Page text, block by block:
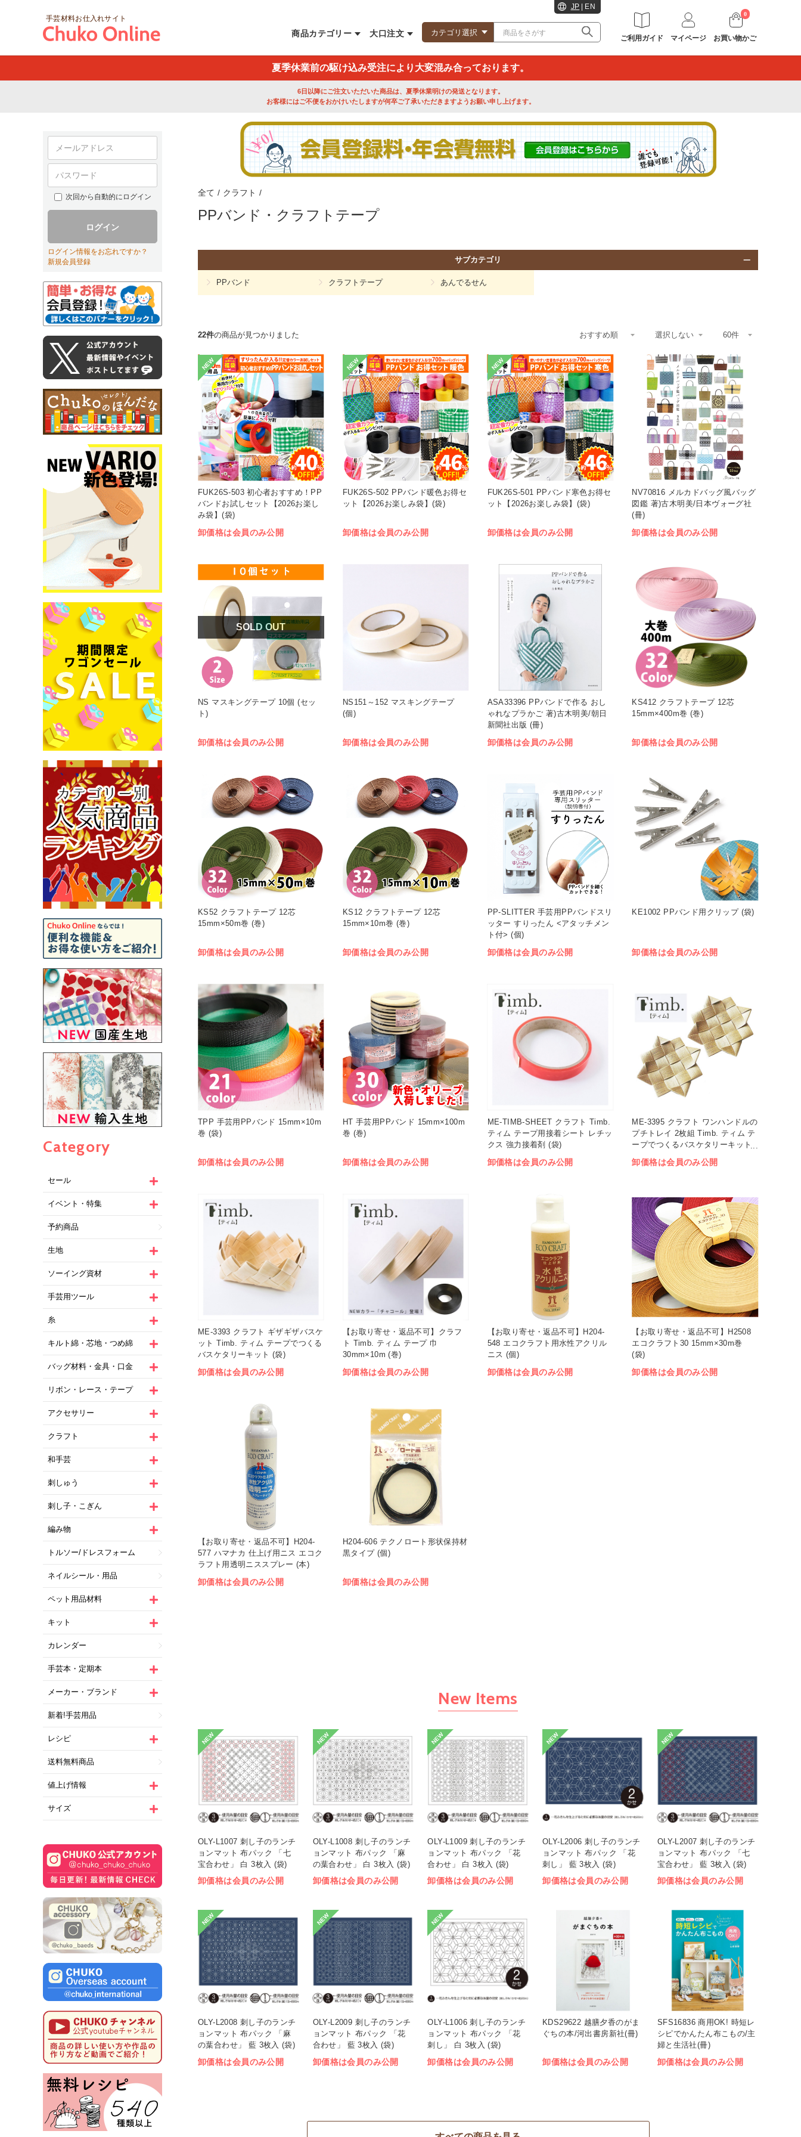
手芸材料お仕入れサイト
商品カテゴリー 大口注文
JP EN
ご利用ガイド マイページ
0
お買い物かご
夏季休業前の駆け込み受注により大変混み合っております。
6日以降にご注文いただいた商品は、夏季休業明けの発送となります。
お客様にはご不便をおかけいたしますが何卒ご了承いただきますようお願い申し上げます。
次回から自動的にログイン
ログイン
ログイン情報をお忘れですか？
新規会員登録
Category
セール
イベント・特集
予約商品
生地
ソーイング資材
手芸用ツール
糸
キルト綿・芯地・つめ綿
バッグ材料・金具・口金
リボン・レース・テープ
アクセサリー
クラフト
和手芸
刺しゅう
刺し子・こぎん
編み物
トルソー/ドレスフォーム
ネイルシール・用品
ペット用品材料
キット
カレンダー
手芸本・定期本
メーカー・ブランド
新着!手芸用品
レシピ
送料無料商品
値上げ情報
サイズ
全て / クラフト /
PPバンド・クラフトテープ
サブカテゴリ
PPバンド クラフトテープ あんでるせん
22件の商品が見つかりました
NEW
FUK26S-503 初心者おすすめ！PP
バンドお試しセット【2026お楽し
み袋】(袋)
卸価格は会員のみ公開
NEW
FUK26S-502 PPバンド暖色お得セ
ット【2026お楽しみ袋】(袋)
卸価格は会員のみ公開
NEW
FUK26S-501 PPバンド寒色お得セ
ット【2026お楽しみ袋】(袋)
卸価格は会員のみ公開
NV70816 メルカドバッグ風バッグ
図鑑 著)古木明美/日本ヴォーグ社
(冊)
卸価格は会員のみ公開
SOLD OUT
NS マスキングテープ 10個 (セッ
ト)
卸価格は会員のみ公開
NS151～152 マスキングテープ
(個)
卸価格は会員のみ公開
ASA33396 PPバンドで作る おし
ゃれなプラかご 著)古木明美/朝日
新聞社出版 (冊)
卸価格は会員のみ公開
KS412 クラフトテープ 12芯
15mm×400m巻 (巻)
卸価格は会員のみ公開
KS52 クラフトテープ 12芯
15mm×50m巻 (巻)
卸価格は会員のみ公開
KS12 クラフトテープ 12芯
15mm×10m巻 (巻)
卸価格は会員のみ公開
PP-SLITTER 手芸用PPバンドスリ
ッター すりったん <アタッチメン
ト付> (個)
卸価格は会員のみ公開
KE1002 PPバンド用クリップ (袋)
卸価格は会員のみ公開
TPP 手芸用PPバンド 15mm×10m
巻 (袋)
卸価格は会員のみ公開
HT 手芸用PPバンド 15mm×100m
巻 (巻)
卸価格は会員のみ公開
ME-TIMB-SHEET クラフト Timb.
ティム テープ用接着シート レチッ
クス 強力接着剤 (袋)
卸価格は会員のみ公開
ME-3395 クラフト ワンハンドルの
プチトレイ 2枚組 Timb. ティム テ
ープでつくるバスケタリーキット
(袋)
卸価格は会員のみ公開
ME-3393 クラフト ギザギザバスケ
ット Timb. ティム テープでつくる
バスケタリーキット (袋)
卸価格は会員のみ公開
【お取り寄せ・返品不可】クラフ
ト Timb. ティム テープ 巾
30mm×10m (巻)
卸価格は会員のみ公開
【お取り寄せ・返品不可】H204-
548 エコクラフト用水性アクリル
ニス (個)
卸価格は会員のみ公開
【お取り寄せ・返品不可】H2508
エコクラフト30 15mm×30m巻
(袋)
卸価格は会員のみ公開
【お取り寄せ・返品不可】H204-
577 ハマナカ 仕上げ用ニス エコク
ラフト用透明ニススプレー (本)
卸価格は会員のみ公開
H204-606 テクノロート形状保持材
黒タイプ (個)
卸価格は会員のみ公開
New Items
NEW
OLY-L1007 刺し子のランチ
ョンマット 布パック 「七
宝合わせ」 白 3枚入 (袋)
卸価格は会員のみ公開
NEW
OLY-L1008 刺し子のランチ
ョンマット 布パック 「麻
の葉合わせ」 白 3枚入 (袋)
卸価格は会員のみ公開
NEW
OLY-L1009 刺し子のランチ
ョンマット 布パック 「花
合わせ」 白 3枚入 (袋)
卸価格は会員のみ公開
NEW
OLY-L2006 刺し子のランチ
ョンマット 布パック 「花
刺し」 藍 3枚入 (袋)
卸価格は会員のみ公開
NEW
OLY-L2007 刺し子のランチ
ョンマット 布パック 「七
宝合わせ」 藍 3枚入 (袋)
卸価格は会員のみ公開
NEW
OLY-L2008 刺し子のランチ
ョンマット 布パック 「麻
の葉合わせ」 藍 3枚入 (袋)
卸価格は会員のみ公開
NEW
OLY-L2009 刺し子のランチ
ョンマット 布パック 「花
合わせ」 藍 3枚入 (袋)
卸価格は会員のみ公開
NEW
OLY-L1006 刺し子のランチ
ョンマット 布パック 「花
刺し」 白 3枚入 (袋)
卸価格は会員のみ公開
KDS29622 越膳夕香のがま
ぐちの本/河出書房新社(冊)
卸価格は会員のみ公開
SFS16836 商用OK! 時短レ
シピでかんたん布こもの/主
婦と生活社(冊)
卸価格は会員のみ公開